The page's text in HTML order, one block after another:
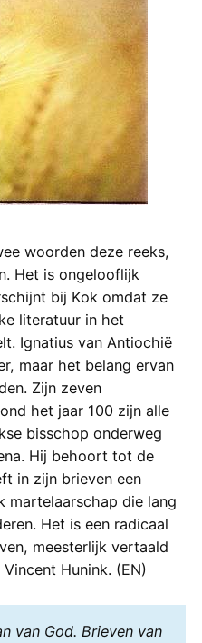
woorden deze reeks,
Het is ongelooflijk
bij Kok omdat ze
literatuur in het
Ignatius van Antiochië
maar het belang ervan
Zijn zeven
het jaar 100 zijn alle
bisschop onderweg
Hij behoort tot de
in zijn brieven een
martelaarschap die lang
Het is een radicaal
meesterlijk vertaald
Hunink. (EN)
van God. Brieven van